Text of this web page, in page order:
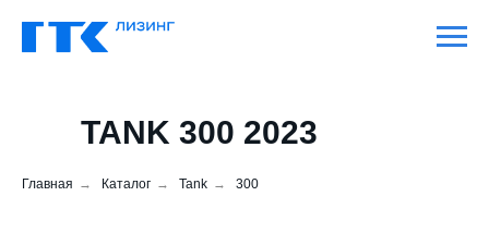
TANK 300 2023
Главная → Каталог → Tank → 300